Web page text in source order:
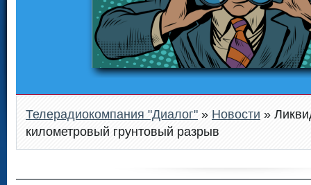
Телерадиокомпания "Диалог" » Новости »
километровый грунтовый разрыв